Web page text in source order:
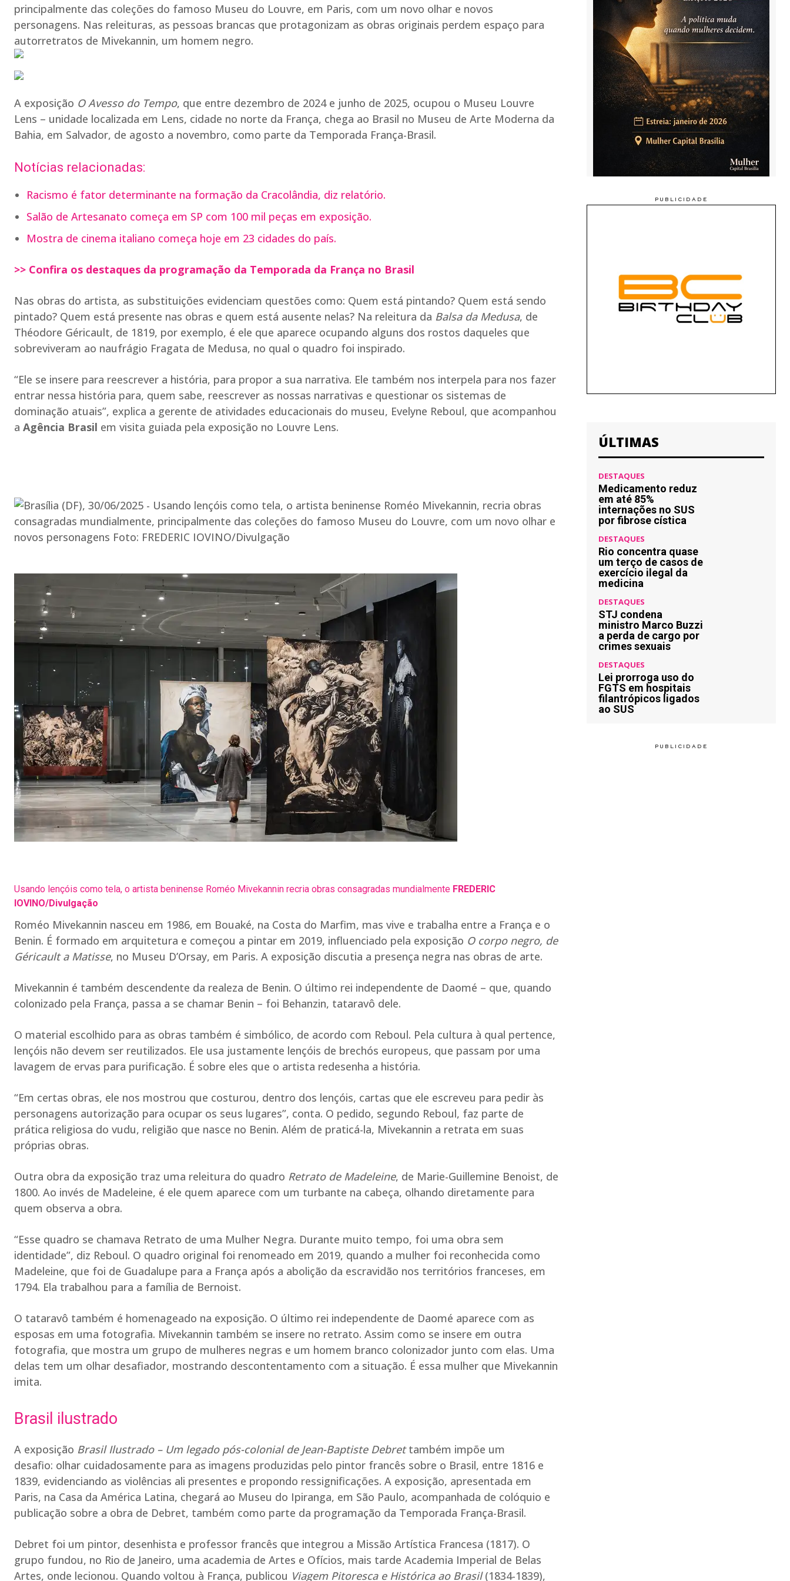
principalmente das coleções do famoso Museu do Louvre, em Paris, com um novo olhar e novos
personagens. Nas releituras, as pessoas brancas que protagonizam as obras originais perdem espaço para
autorretratos de Mivekannin, um homem negro.
A exposição O Avesso do Tempo, que entre dezembro de 2024 e junho de 2025, ocupou o Museu Louvre
Lens – unidade localizada em Lens, cidade no norte da França, chega ao Brasil no Museu de Arte Moderna da
Bahia, em Salvador, de agosto a novembro, como parte da Temporada França-Brasil.
Notícias relacionadas:
Racismo é fator determinante na formação da Cracolândia, diz relatório.
Salão de Artesanato começa em SP com 100 mil peças em exposição.
Mostra de cinema italiano começa hoje em 23 cidades do país.
>> Confira os destaques da programação da Temporada da França no Brasil
Nas obras do artista, as substituições evidenciam questões como: Quem está pintando? Quem está sendo
pintado? Quem está presente nas obras e quem está ausente nelas? Na releitura da Balsa da Medusa, de
Théodore Géricault, de 1819, por exemplo, é ele que aparece ocupando alguns dos rostos daqueles que
sobreviveram ao naufrágio Fragata de Medusa, no qual o quadro foi inspirado.
“Ele se insere para reescrever a história, para propor a sua narrativa. Ele também nos interpela para nos fazer
entrar nessa história para, quem sabe, reescrever as nossas narrativas e questionar os sistemas de
dominação atuais”, explica a gerente de atividades educacionais do museu, Evelyne Reboul, que acompanhou
a Agência Brasil em visita guiada pela exposição no Louvre Lens.
Usando lençóis como tela, o artista beninense Roméo Mivekannin recria obras consagradas mundialmente FREDERIC
IOVINO/Divulgação
Roméo Mivekannin nasceu em 1986, em Bouaké, na Costa do Marfim, mas vive e trabalha entre a França e o
Benin. É formado em arquitetura e começou a pintar em 2019, influenciado pela exposição O corpo negro, de
Géricault a Matisse, no Museu D’Orsay, em Paris. A exposição discutia a presença negra nas obras de arte.
Mivekannin é também descendente da realeza de Benin. O último rei independente de Daomé – que, quando
colonizado pela França, passa a se chamar Benin – foi Behanzin, tataravô dele.
O material escolhido para as obras também é simbólico, de acordo com Reboul. Pela cultura à qual pertence,
lençóis não devem ser reutilizados. Ele usa justamente lençóis de brechós europeus, que passam por uma
lavagem de ervas para purificação. É sobre eles que o artista redesenha a história.
“Em certas obras, ele nos mostrou que costurou, dentro dos lençóis, cartas que ele escreveu para pedir às
personagens autorização para ocupar os seus lugares”, conta. O pedido, segundo Reboul, faz parte de
prática religiosa do vudu, religião que nasce no Benin. Além de praticá-la, Mivekannin a retrata em suas
próprias obras.
Outra obra da exposição traz uma releitura do quadro Retrato de Madeleine, de Marie-Guillemine Benoist, de
1800. Ao invés de Madeleine, é ele quem aparece com um turbante na cabeça, olhando diretamente para
quem observa a obra.
“Esse quadro se chamava Retrato de uma Mulher Negra. Durante muito tempo, foi uma obra sem
identidade”, diz Reboul. O quadro original foi renomeado em 2019, quando a mulher foi reconhecida como
Madeleine, que foi de Guadalupe para a França após a abolição da escravidão nos territórios franceses, em
1794. Ela trabalhou para a família de Bernoist.
O tataravô também é homenageado na exposição. O último rei independente de Daomé aparece com as
esposas em uma fotografia. Mivekannin também se insere no retrato. Assim como se insere em outra
fotografia, que mostra um grupo de mulheres negras e um homem branco colonizador junto com elas. Uma
delas tem um olhar desafiador, mostrando descontentamento com a situação. É essa mulher que Mivekannin
imita.
Brasil ilustrado
A exposição Brasil Ilustrado – Um legado pós-colonial de Jean-Baptiste Debrettambém impõe um
desafio: olhar cuidadosamente para as imagens produzidas pelo pintor francês sobre o Brasil, entre 1816 e
1839, evidenciando as violências ali presentes e propondo ressignificações. A exposição, apresentada em
Paris, na Casa da América Latina, chegará ao Museu do Ipiranga, em São Paulo, acompanhada de colóquio e
publicação sobre a obra de Debret, também como parte da programação da Temporada França-Brasil.
Debret foi um pintor, desenhista e professor francês que integrou a Missão Artística Francesa (1817). O
grupo fundou, no Rio de Janeiro, uma academia de Artes e Ofícios, mais tarde Academia Imperial de Belas
Artes, onde lecionou. Quando voltou à França, publicou Viagem Pitoresca e Histórica ao Brasil(1834-1839),
ÚLTIMAS
DESTAQUES
Medicamento reduz
em até 85%
internações no SUS
por fibrose cística
DESTAQUES
Rio concentra quase
um terço de casos de
exercício ilegal da
medicina
DESTAQUES
STJ condena
ministro Marco Buzzi
a perda de cargo por
crimes sexuais
DESTAQUES
Lei prorroga uso do
FGTS em hospitais
filantrópicos ligados
ao SUS